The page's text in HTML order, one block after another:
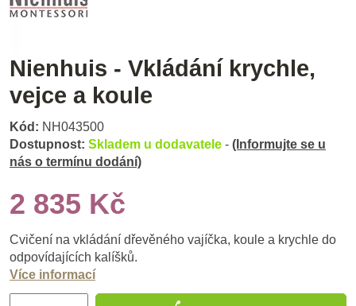
Nienhuis - Vkládání krychle,
vejce a koule
Kód: NH043500
Dostupnost: Skladem u dodavatele - (Informujte se u
nás o termínu dodání)
2 835 Kč
Cvičení na vkládání dřevěného vajíčka, koule a krychle do
odpovídajících kalíšků.
Více informací